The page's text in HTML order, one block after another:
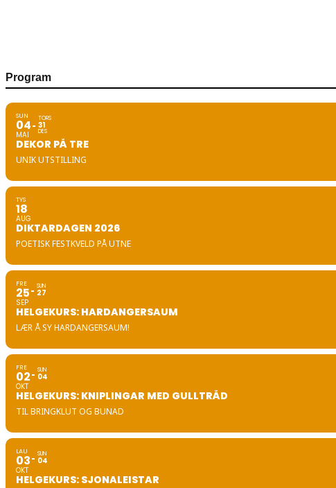
Program
SUN
04
MAI
TORS
31
DES
DEKOR PÅ TRE
UNIK UTSTILLING
TYS
18
AUG
DIKTARDAGEN 2026
POETISK FESTKVELD PÅ UTNE
FRE
25
SEP
SUN
27
HELGEKURS: HARDANGERSAUM
LÆR Å SY HARDANGERSAUM!
FRE
02
OKT
SUN
04
HELGEKURS: KNIPLINGAR MED GULLTRÅD
TIL BRINGKLUT OG BUNAD
LAU
03
OKT
SUN
04
HELGEKURS: SJONALEISTAR